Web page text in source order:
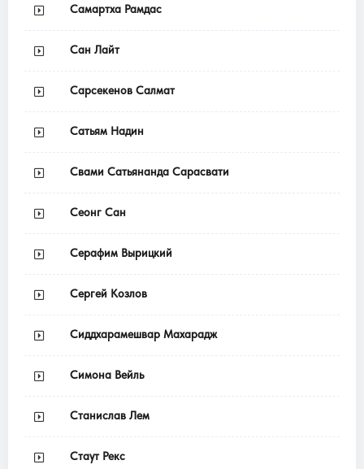
Самартха Рамдас
Сан Лайт
Сарсекенов Салмат
Сатьям Надин
Свами Сатьянанда Сарасвати
Сеонг Сан
Серафим Вырицкий
Сергей Козлов
Сиддхарамешвар Махарадж
Симона Вейль
Станислав Лем
Стаут Рекс